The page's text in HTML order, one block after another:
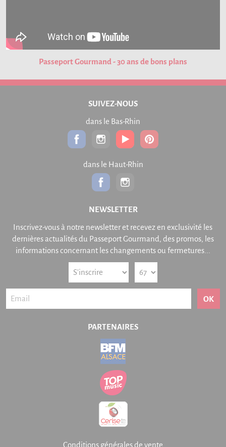
Passeport Gourmand - 30 ans de bons plans
SUIVEZ-NOUS
dans le Bas-Rhin
dans le Haut-Rhin
NEWSLETTER
Inscrivez-vous à notre newsletter et recevez en exclusivité les
dernières actualités du Passeport Gourmand, des promos, les
informations concernant les changements ou fermetures...
OK
PARTENAIRES
Conditions générales de vente